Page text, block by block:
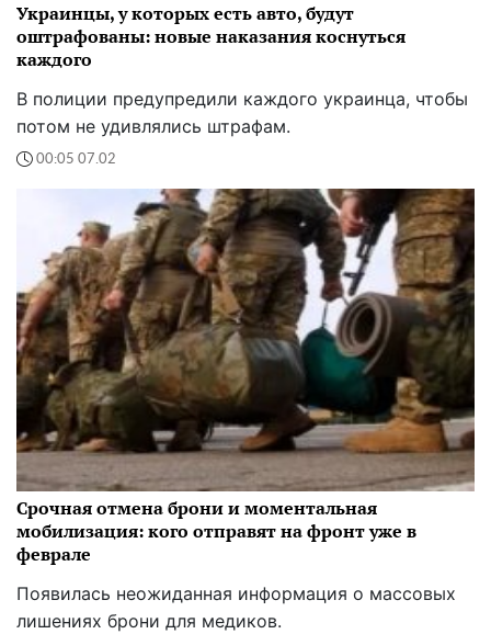
Украинцы, у которых есть авто, будут
оштрафованы: новые наказания коснуться
каждого
В полиции предупредили каждого украинца, чтобы
потом не удивлялись штрафам.
00:05 07.02
Срочная отмена брони и моментальная
мобилизация: кого отправят на фронт уже в
феврале
Появилась неожиданная информация о массовых
лишениях брони для медиков.